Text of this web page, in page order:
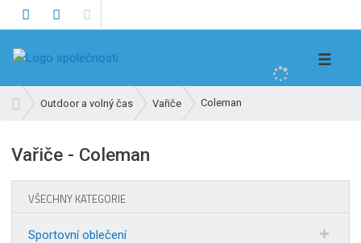
h
a
☰
v
d
Outdoor a volný čas Vařiče Coleman
Vařiče - Coleman
VŠECHNY KATEGORIE
Sportovní oblečení